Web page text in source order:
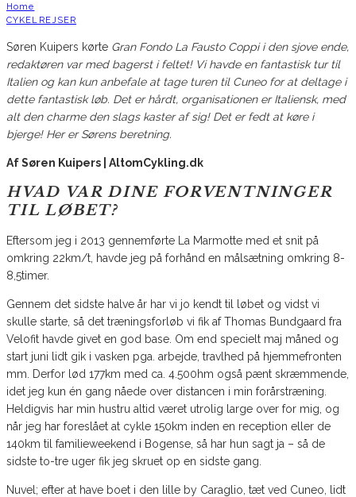
Home
CYKELREJSER
Søren Kuipers kørte Gran Fondo La Fausto Coppi i den sjove ende,
redaktøren var med bagerst i feltet! Vi havde en fantastisk tur til
Italien og kan kun anbefale at tage turen til Cuneo for at deltage i
dette fantastisk løb. Det er hårdt, organisationen er Italiensk, med
alt den charme den slags kaster af sig! Det er fedt at køre i
bjerge! Her er Sørens beretning.
Af Søren Kuipers | AltomCykling.dk
HVAD VAR DINE FORVENTNINGER
TIL LØBET?
Eftersom jeg i 2013 gennemførte La Marmotte med et snit på
omkring 22km/t, havde jeg på forhånd en målsætning omkring 8-
8,5timer.
Gennem det sidste halve år har vi jo kendt til løbet og vidst vi
skulle starte, så det træningsforløb vi fik af Thomas Bundgaard fra
Velofit havde givet en god base. Om end specielt maj måned og
start juni lidt gik i vasken pga. arbejde, travlhed på hjemmefronten
mm. Derfor lød 177km med ca. 4.500hm også pænt skræmmende,
idet jeg kun én gang nåede over distancen i min forårstræning.
Heldigvis har min hustru altid været utrolig large over for mig, og
når jeg har foreslået at cykle 150km inden en reception eller de
140km til familieweekend i Bogense, så har hun sagt ja – så de
sidste to-tre uger fik jeg skruet op en sidste gang.
Nuvel; efter at have boet i den lille by Caraglio, tæt ved Cuneo, lidt